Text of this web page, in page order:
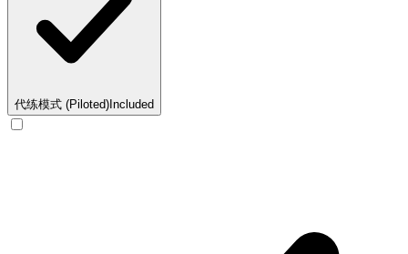
代练模式 (Piloted) Included